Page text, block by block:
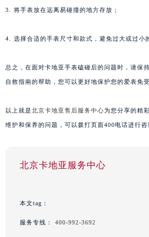
3. 将手表放在远离易碰撞的地方存放；
4. 选择合适的手表尺寸和款式，避免过大或过小
总之，在面对卡地亚手表磕碰后的问题时，请保
自救指南的帮助，您可以更好地保护您的爱表免
以上就是北京卡地亚售后服务中心为您分享的精
维护和保养的问题，可以拨打页面400电话进行咨
北京卡地亚服务中心
本文tag：
服务专线： 400-992-3692